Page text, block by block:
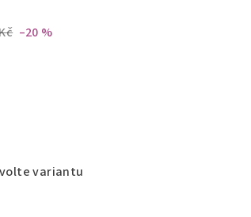
–20 %
variantu